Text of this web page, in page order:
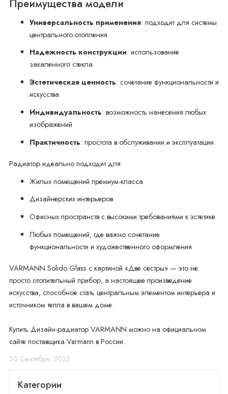
Преимущества модели
Универсальность применения: подходит для системы
центрального отопления
Надежность конструкции: использование
закаленного стекла
Эстетическая ценность: сочетание функциональности и
искусства
Индивидуальность: возможность нанесения любых
изображений
Практичность: простота в обслуживании и эксплуатации
Радиатор идеально подходит для:
Жилых помещений премиум-класса
Дизайнерских интерьеров
Офисных пространств с высокими требованиями к эстетике
Любых помещений, где важно сочетание
функциональности и художественного оформления
VARMANN Solido Glass с картиной «Две сестры» — это не
просто отопительный прибор, а настоящее произведение
искусства, способное стать центральным элементом интерьера и
источником тепла в вашем доме.
Купить Дизайн-радиатор VARMANN можно на официальном
сайте поставщика Varmann в России.
30 Сентября, 2025
Категории